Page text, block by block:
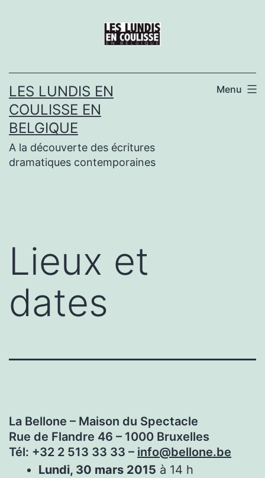
LES LUNDIS EN
COULISSE EN
BELGIQUE
A la découverte des écritures
dramatiques contemporaines
Menu
Lieux et
dates
La Bellone – Maison du Spectacle
Rue de Flandre 46 – 1000 Bruxelles
Tél: +32 2 513 33 33 – info@bellone.be
Lundi, 30 mars 2015 à 14 h